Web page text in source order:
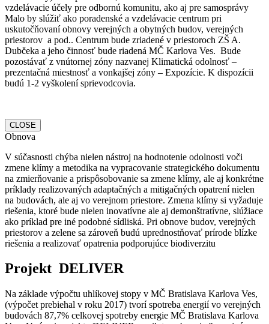
vzdelávacie účely pre odbornú komunitu, ako aj pre samosprávy
Malo by slúžiť ako poradenské a vzdelávacie centrum pri
uskutočňovaní obnovy verejných a obytných budov, verejných
priestorov a pod.. Centrum bude zriadené v priestoroch ZŠ A.
Dubčeka a jeho činnosť bude riadená MČ Karlova Ves. Bude
pozostávať z vnútornej zóny nazvanej Klimatická odolnosť –
prezentačná miestnosť a vonkajšej zóny – Expozície. K dispozícii
budú 1-2 vyškolení sprievodcovia.
CLOSE
Obnova
V súčasnosti chýba nielen nástroj na hodnotenie odolnosti voči
zmene klímy a metodika na vypracovanie strategického dokumentu
na zmierňovanie a prispôsobovanie sa zmene klímy, ale aj konkrétne
príklady realizovaných adaptačných a mitigačných opatrení nielen
na budovách, ale aj vo verejnom priestore. Zmena klímy si vyžaduje
riešenia, ktoré bude nielen inovatívne ale aj demonštratívne, slúžiace
ako príklad pre iné podobné sídliská. Pri obnove budov, verejných
priestorov a zelene sa zároveň budú uprednostňovať prírode blízke
riešenia a realizovať opatrenia podporujúce biodiverzitu
Projekt DELIVER
Na základe výpočtu uhlíkovej stopy v MČ Bratislava Karlova Ves,
(výpočet prebiehal v roku 2017) tvorí spotreba energií vo verejných
budovách 87,7% celkovej spotreby energie MČ Bratislava Karlova